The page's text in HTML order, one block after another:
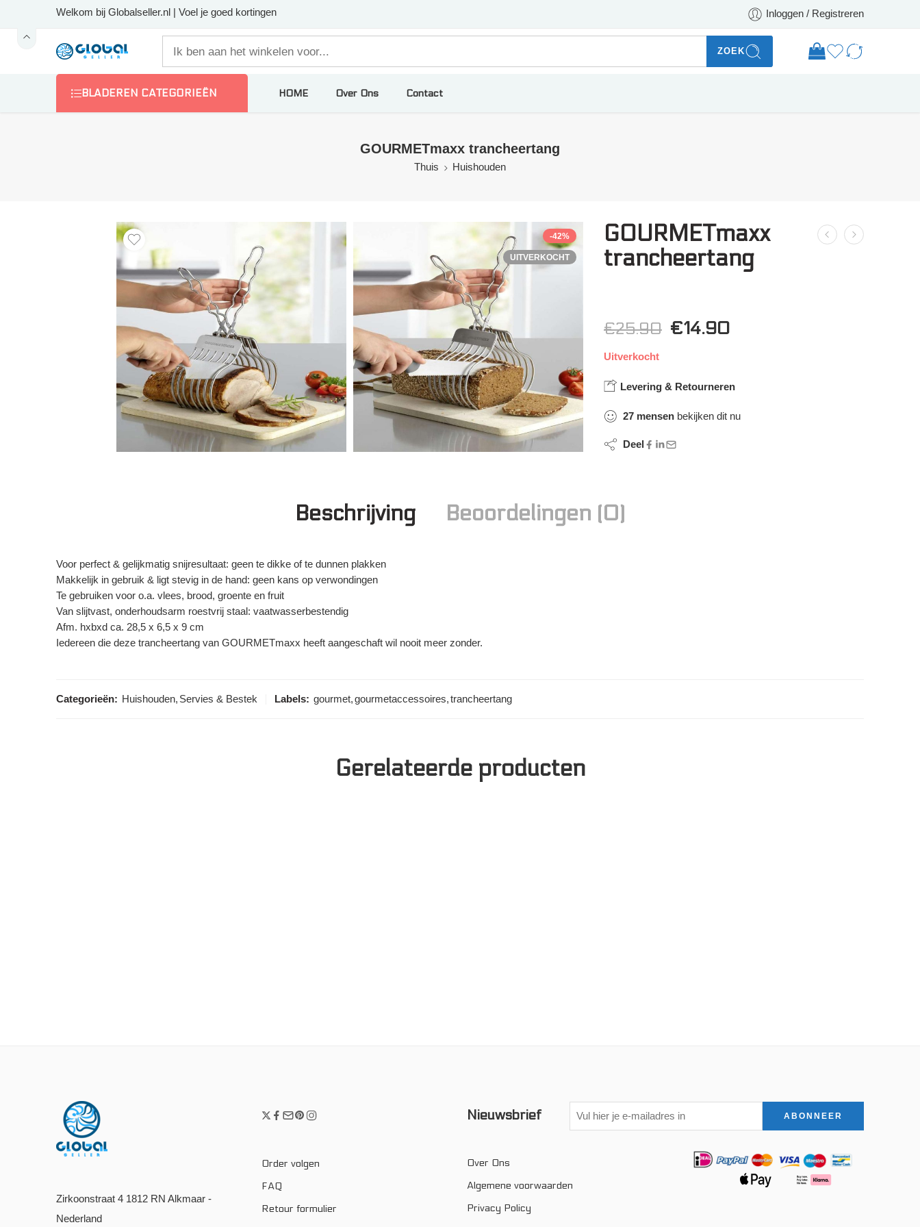
Welkom bij Globalseller.nl | Voel je goed kortingen Inloggen / Registreren
ZOEK
BLADEREN CATEGORIEËN HOME Over Ons Contact
GOURMETmaxx trancheertang
Thuis Huishouden
-42%
UITVERKOCHT
GOURMETmaxx
trancheertang
€25.90 €14.90
Uitverkocht
Levering & Retourneren
27 mensen bekijken dit nu
Deel
Beschrijving Beoordelingen (0)
Voor perfect & gelijkmatig snijresultaat: geen te dikke of te dunnen plakken
Makkelijk in gebruik & ligt stevig in de hand: geen kans op verwondingen
Te gebruiken voor o.a. vlees, brood, groente en fruit
Van slijtvast, onderhoudsarm roestvrij staal: vaatwasserbestendig
Afm. hxbxd ca. 28,5 x 6,5 x 9 cm
Iedereen die deze trancheertang van GOURMETmaxx heeft aangeschaft wil nooit meer zonder.
Categorieën: Huishouden, Servies & Bestek Labels: gourmet,gourmetaccessoires,trancheertang
Gerelateerde producten
Zirkoonstraat 4 1812 RN Alkmaar -
Nederland
Order volgen
FAQ
Retour formulier
Nieuwsbrief
Over Ons
Algemene voorwaarden
Privacy Policy